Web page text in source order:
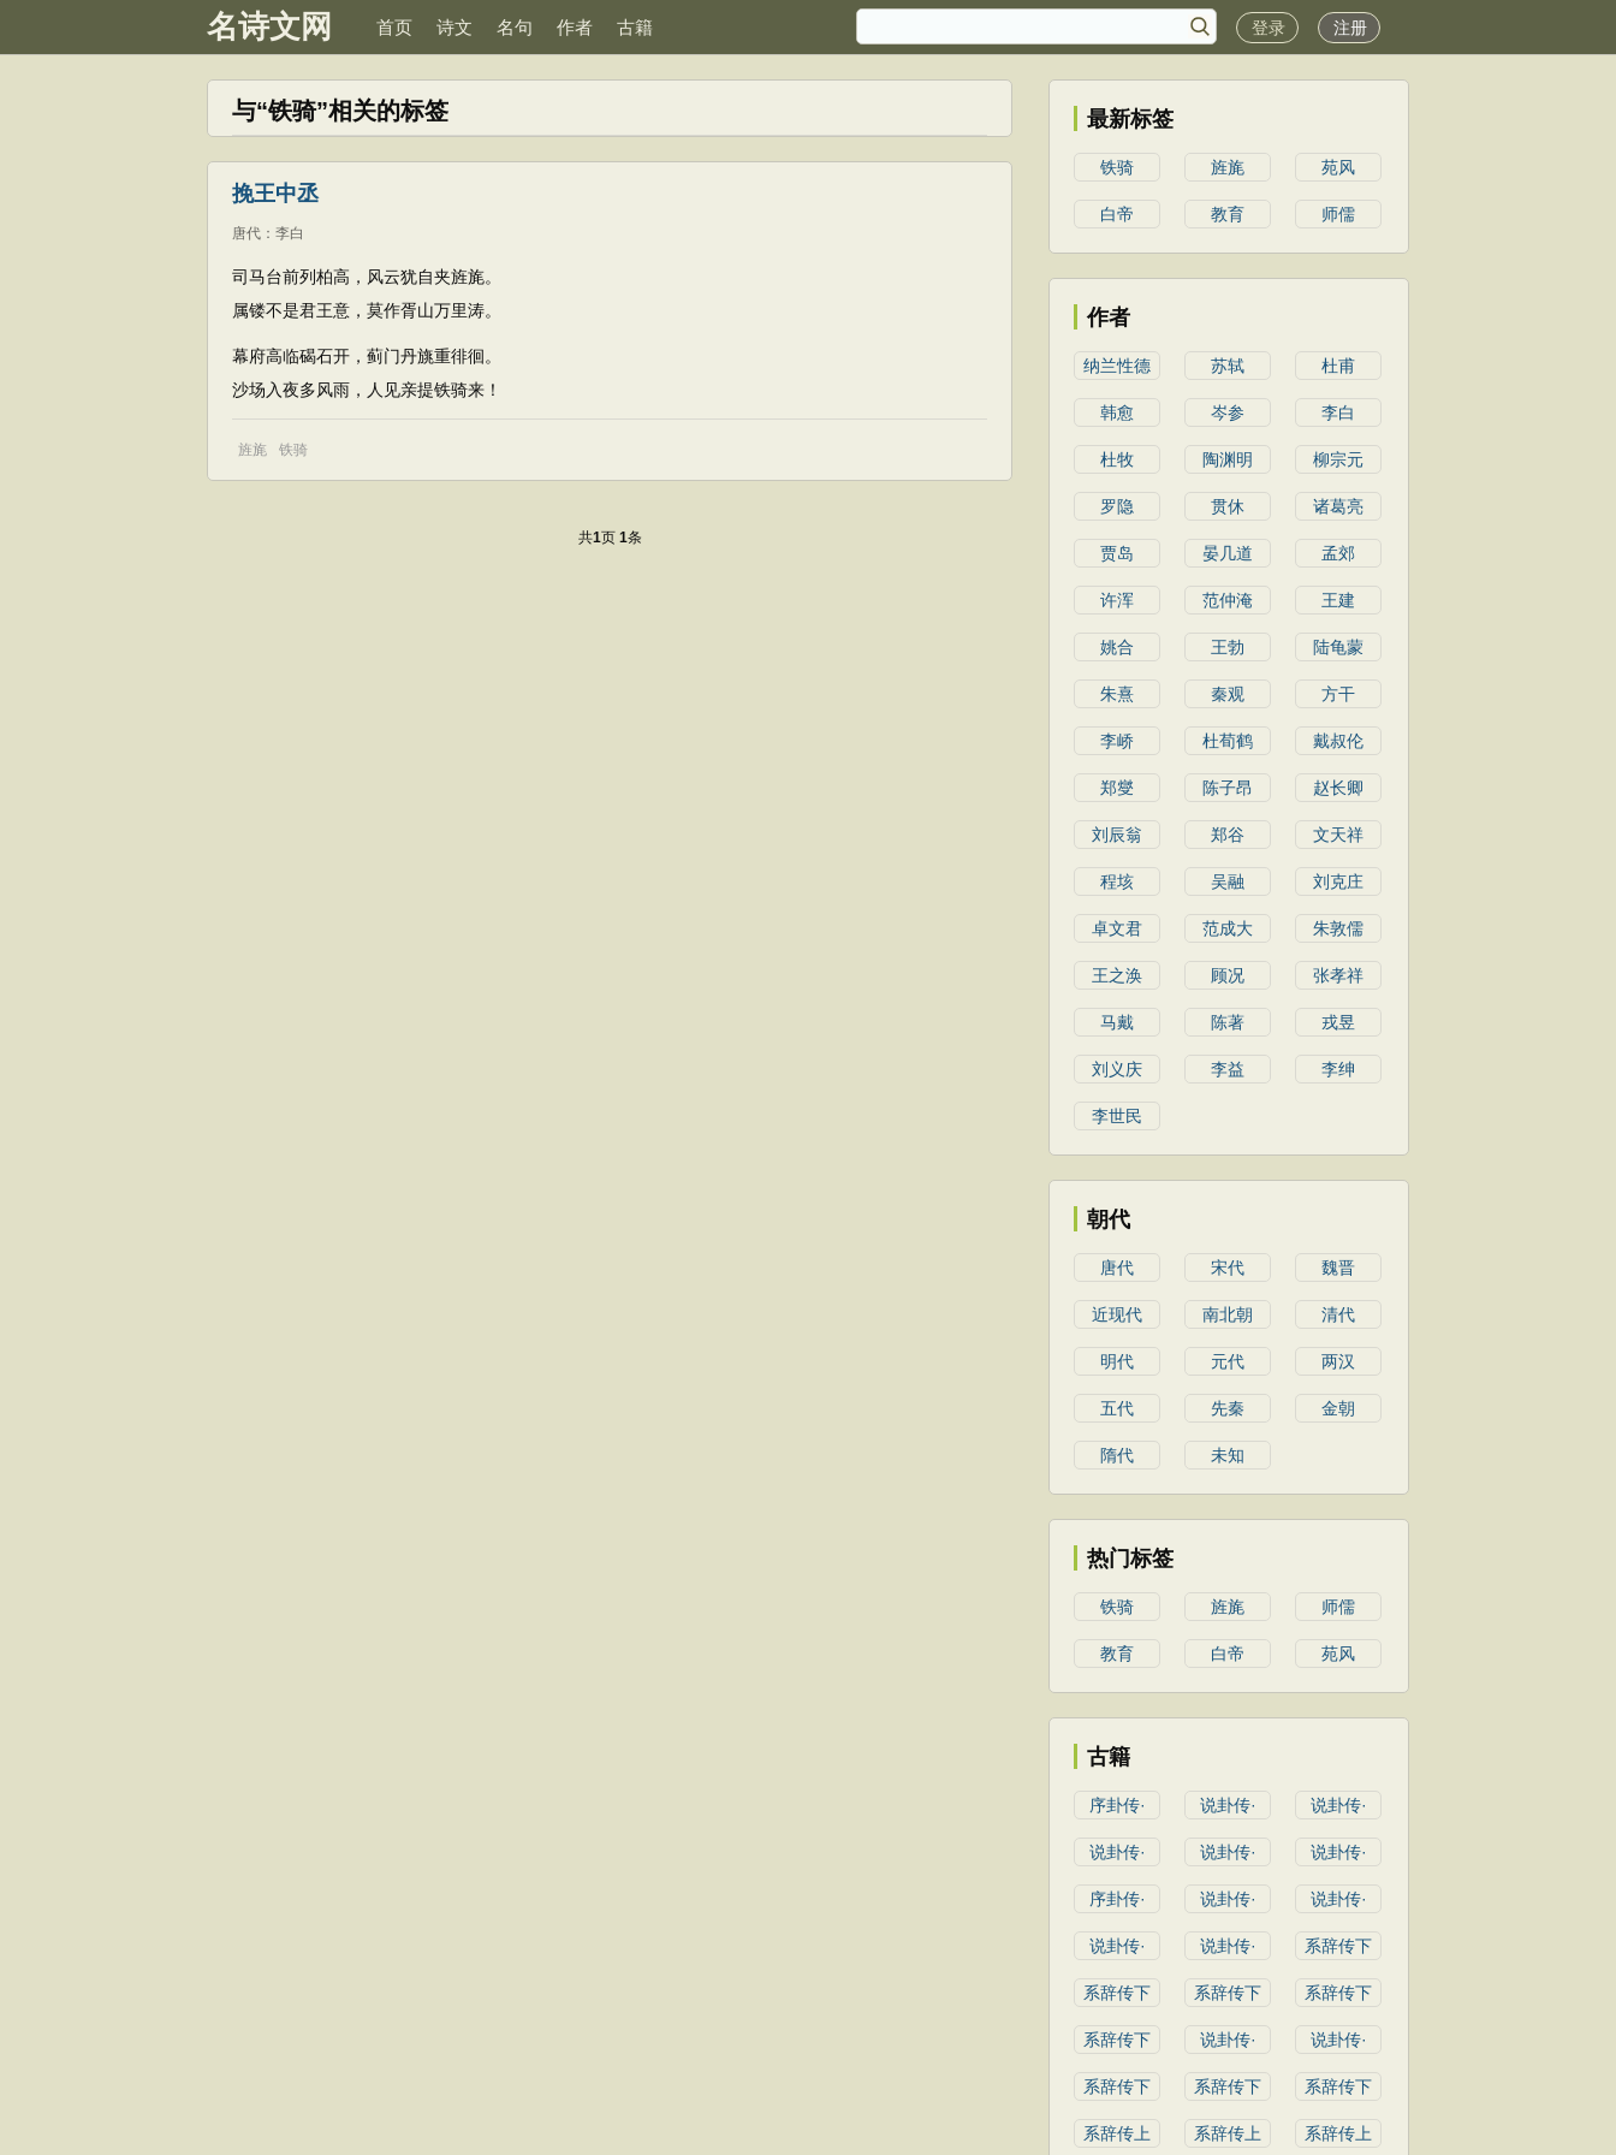
名诗文网 首页 诗文 名句 作者 古籍 登录 注册
与“铁骑”相关的标签
挽王中丞
唐代 ： 李白
司马台前列柏高，风云犹自夹旌旄。
属镂不是君王意，莫作胥山万里涛。
幕府高临碣石开，蓟门丹旐重徘徊。
沙场入夜多风雨，人见亲提铁骑来！
旌旄 铁骑
共1页 1条
最新标签
铁骑 旌旄 苑风
白帝 教育 师儒
作者
纳兰性德 苏轼 杜甫
韩愈 岑参 李白
杜牧 陶渊明 柳宗元
罗隐 贯休 诸葛亮
贾岛 晏几道 孟郊
许浑 范仲淹 王建
姚合 王勃 陆龟蒙
朱熹 秦观 方干
李峤 杜荀鹤 戴叔伦
郑燮 陈子昂 赵长卿
刘辰翁 郑谷 文天祥
程垓 吴融 刘克庄
卓文君 范成大 朱敦儒
王之涣 顾况 张孝祥
马戴 陈著 戎昱
刘义庆 李益 李绅
李世民
朝代
唐代 宋代 魏晋
近现代 南北朝 清代
明代 元代 两汉
五代 先秦 金朝
隋代 未知
热门标签
铁骑 旌旄 师儒
教育 白帝 苑风
古籍
序卦传· 说卦传· 说卦传·
说卦传· 说卦传· 说卦传·
序卦传· 说卦传· 说卦传·
说卦传· 说卦传· 系辞传下
系辞传下 系辞传下 系辞传下
系辞传下 说卦传· 说卦传·
系辞传下 系辞传下 系辞传下
系辞传上 系辞传上 系辞传上